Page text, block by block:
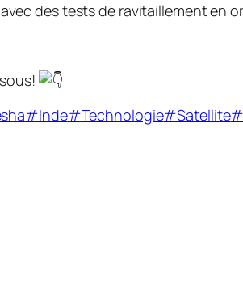
des tests de ravitaillement en
#Inde#Technologie#Satellite